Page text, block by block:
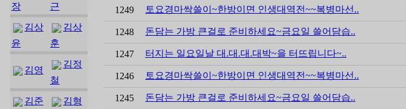
장
근
김상
윤
김상
훈
김영
김정
철
김준
김형
1249 토요경마싹쓸이~한방이면 인생대역전~~복병마선..
1248 돈담는 가방 큰걸로 준비하세요~금요일 쓸어담습..
1247 터지는 일요일날 대.대.대.대박~을 터뜨립니다~..
1246 토요경마싹쓸이~한방이면 인생대역전~~복병마선..
1245 돈담는 가방 큰걸로 준비하세요~금요일 쓸어담습..